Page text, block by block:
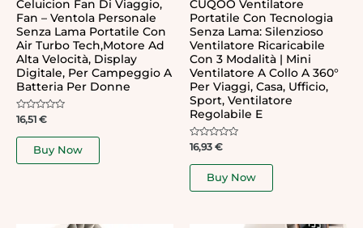
Celuicion Fan Di Viaggio,
Fan – Ventola Personale
Senza Lama Portatile Con
Air Turbo Tech,Motore Ad
Alta Velocità, Display
Digitale, Per Campeggio A
Batteria Per Donne
Rated
out
16,51 €
Buy Now
CUQOO Ventilatore
Portatile Con Tecnologia
Senza Lama: Silenzioso
Ventilatore Ricaricabile
Con 3 Modalità | Mini
Ventilatore A Collo A 360°
Per Viaggi, Casa, Ufficio,
Sport, Ventilatore
Regolabile E
Rated
out
16,93 €
Buy Now